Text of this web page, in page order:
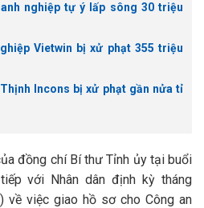
nghiệp tự ý lấp sông 30 triệu
Vietwin bị xử phạt 355 triệu
Incons bị xử phạt gần nửa tỉ
đồng chí Bí thư Tỉnh ủy tại buổi
với Nhân dân định kỳ tháng
việc giao hồ sơ cho Công an